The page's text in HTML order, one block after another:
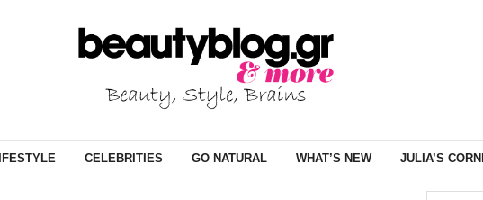
CELEBRITIES GO NATURAL WHAT’S NEW JULIA’S